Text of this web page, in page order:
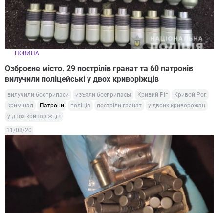
НОВИНА
Озброєне місто. 29 пострілів гранат та 60 патронів
вилучили поліцейські у двох криворіжців
вилучили боєприпаси изъяли боеприпасы Кривий Ріг
Кривой Рог
кримінал
Патрони поліція постріли гранат
у двоих криворожан
у двох криворіжців
11/08/20